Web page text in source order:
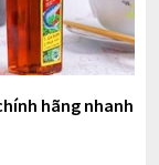
hãng nhanh